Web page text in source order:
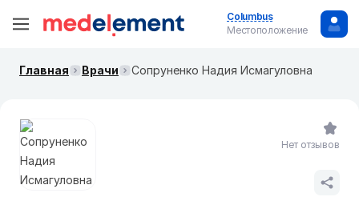
Columbus
Местоположение
Главная Врачи Сопруненко Надия Исмагуловна
Нет отзывов